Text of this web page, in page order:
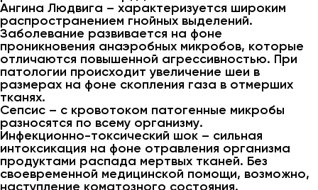
Ангина Людвига – характеризуется широким
распространением гнойных выделений.
Заболевание развивается на фоне
проникновения анаэробных микробов, которые
отличаются повышенной агрессивностью. При
патологии происходит увеличение шеи в
размерах на фоне скопления газа в отмерших
тканях.
Сепсис – с кровотоком патогенные микробы
разносятся по всему организму.
Инфекционно-токсический шок – сильная
интоксикация на фоне отравления организма
продуктами распада мертвых тканей. Без
своевременной медицинской помощи, возможно,
наступление коматозного состояния.